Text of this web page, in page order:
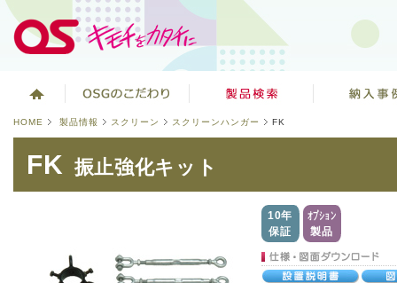
HOME 製品情報 スクリーン スクリーンハンガー FK
FK 振止強化キット
10年
保証
オプション
製品